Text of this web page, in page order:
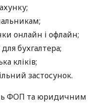
онлайн і офлайн;
бухгалтера;
кліків;
застосунок.
ФОП та юридичним